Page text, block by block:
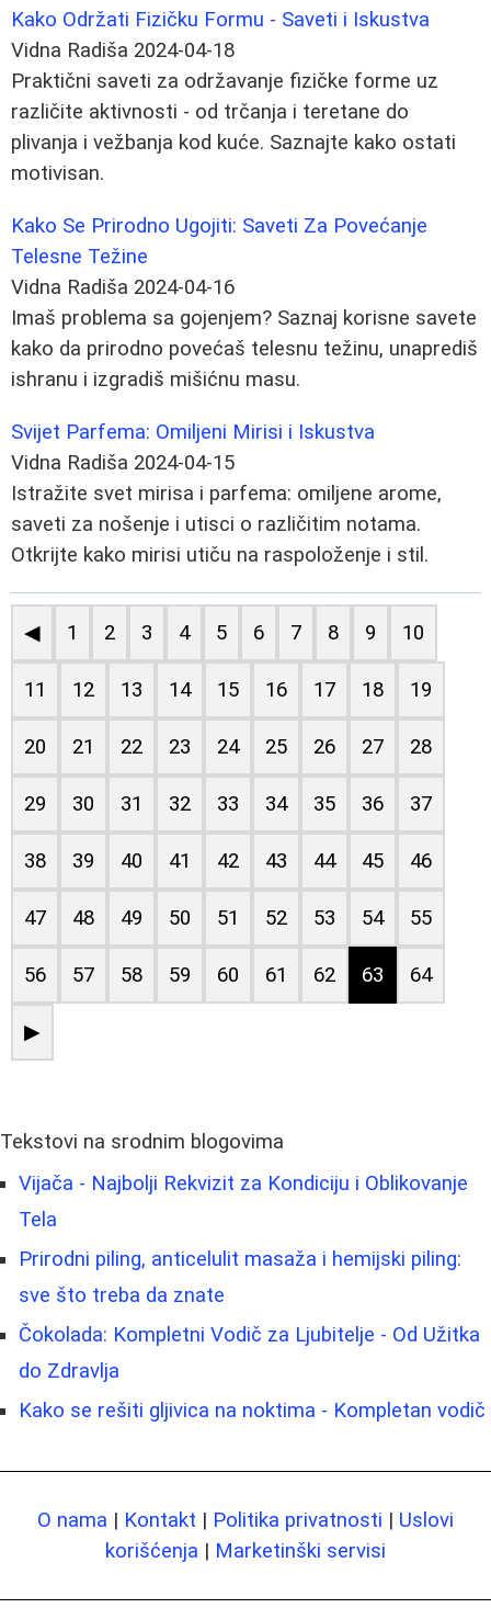
Kako Održati Fizičku Formu - Saveti i Iskustva
Vidna Radiša 2024-04-18
Praktični saveti za održavanje fizičke forme uz
različite aktivnosti - od trčanja i teretane do
plivanja i vežbanja kod kuće. Saznajte kako ostati
motivisan.
Kako Se Prirodno Ugojiti: Saveti Za Povećanje
Telesne Težine
Vidna Radiša 2024-04-16
Imaš problema sa gojenjem? Saznaj korisne savete
kako da prirodno povećaš telesnu težinu, unaprediš
ishranu i izgradiš mišićnu masu.
Svijet Parfema: Omiljeni Mirisi i Iskustva
Vidna Radiša 2024-04-15
Istražite svet mirisa i parfema: omiljene arome,
saveti za nošenje i utisci o različitim notama.
Otkrijte kako mirisi utiču na raspoloženje i stil.
◀ 1 2 3 4 5 6 7 8 9 10
11 12 13 14 15 16 17 18 19
20 21 22 23 24 25 26 27 28
29 30 31 32 33 34 35 36 37
38 39 40 41 42 43 44 45 46
47 48 49 50 51 52 53 54 55
56 57 58 59 60 61 62 63 64
▶
Tekstovi na srodnim blogovima
Vijača - Najbolji Rekvizit za Kondiciju i Oblikovanje
Tela
Prirodni piling, anticelulit masaža i hemijski piling:
sve što treba da znate
Čokolada: Kompletni Vodič za Ljubitelje - Od Užitka
do Zdravlja
Kako se rešiti gljivica na noktima - Kompletan vodič
O nama | Kontakt | Politika privatnosti | Uslovi
korišćenja | Marketinški servisi